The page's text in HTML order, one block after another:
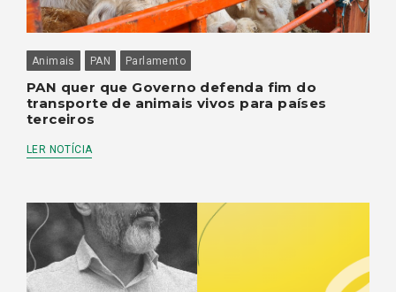
Animais PAN Parlamento
PAN quer que Governo defenda fim do
transporte de animais vivos para países
terceiros
LER NOTÍCIA